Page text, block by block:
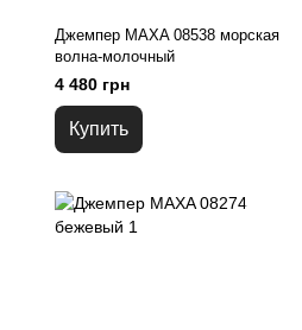
Джемпер MAXA 08538 морская
волна-молочный
4 480 грн
Купить